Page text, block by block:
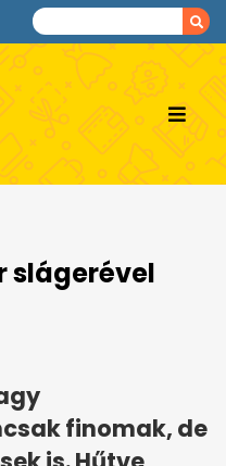
slágerével
finomak, de